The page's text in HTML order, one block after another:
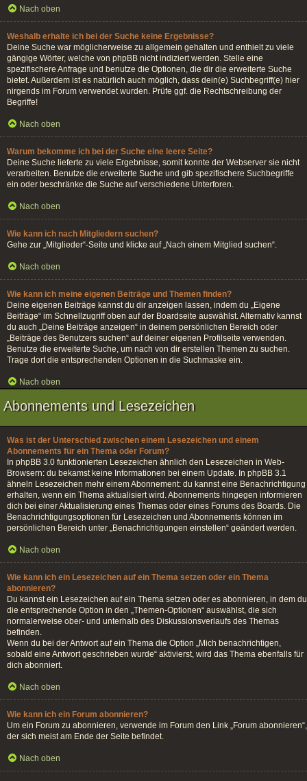
Nach oben
Weshalb erhalte ich bei der Suche keine Ergebnisse?
Deine Suche war möglicherweise zu allgemein gehalten und enthielt zu viele
gängige Wörter, welche von phpBB nicht indiziert werden. Stelle eine
spezifischere Anfrage und benutze die Optionen, die dir die erweiterte Suche
bietet. Außerdem ist es natürlich auch möglich, dass dein(e) Suchbegriff(e) hier
nirgends im Forum verwendet wurden. Prüfe ggf. die Rechtschreibung der
Begriffe!
Nach oben
Warum bekomme ich bei der Suche eine leere Seite?
Deine Suche lieferte zu viele Ergebnisse, somit konnte der Webserver sie nicht
verarbeiten. Benutze die erweiterte Suche und gib spezifischere Suchbegriffe
ein oder beschränke die Suche auf verschiedene Unterforen.
Nach oben
Wie kann ich nach Mitgliedern suchen?
Gehe zur „Mitglieder“-Seite und klicke auf „Nach einem Mitglied suchen“.
Nach oben
Wie kann ich meine eigenen Beiträge und Themen finden?
Deine eigenen Beiträge kannst du dir anzeigen lassen, indem du „Eigene
Beiträge“ im Schnellzugriff oben auf der Boardseite auswählst. Alternativ kannst
du auch „Deine Beiträge anzeigen“ in deinem persönlichen Bereich oder
„Beiträge des Benutzers suchen“ auf deiner eigenen Profilseite verwenden.
Benutze die erweiterte Suche, um nach von dir erstellen Themen zu suchen.
Trage dort die entsprechenden Optionen in die Suchmaske ein.
Nach oben
Abonnements und Lesezeichen
Was ist der Unterschied zwischen einem Lesezeichen und einem
Abonnements für ein Thema oder Forum?
In phpBB 3.0 funktionierten Lesezeichen ähnlich den Lesezeichen in Web-
Browsern: du bekamst keine Informationen bei einem Update. In phpBB 3.1
ähneln Lesezeichen mehr einem Abonnement: du kannst eine Benachrichtigung
erhalten, wenn ein Thema aktualisiert wird. Abonnements hingegen informieren
dich bei einer Aktualisierung eines Themas oder eines Forums des Boards. Die
Benachrichtigungsoptionen für Lesezeichen und Abonnements können im
persönlichen Bereich unter „Benachrichtigungen einstellen“ geändert werden.
Nach oben
Wie kann ich ein Lesezeichen auf ein Thema setzen oder ein Thema
abonnieren?
Du kannst ein Lesezeichen auf ein Thema setzen oder es abonnieren, in dem du
die entsprechende Option in den „Themen-Optionen“ auswählst, die sich
normalerweise ober- und unterhalb des Diskussionsverlaufs des Themas
befinden.
Wenn du bei der Antwort auf ein Thema die Option „Mich benachrichtigen,
sobald eine Antwort geschrieben wurde“ aktivierst, wird das Thema ebenfalls für
dich abonniert.
Nach oben
Wie kann ich ein Forum abonnieren?
Um ein Forum zu abonnieren, verwende im Forum den Link „Forum abonnieren“,
der sich meist am Ende der Seite befindet.
Nach oben